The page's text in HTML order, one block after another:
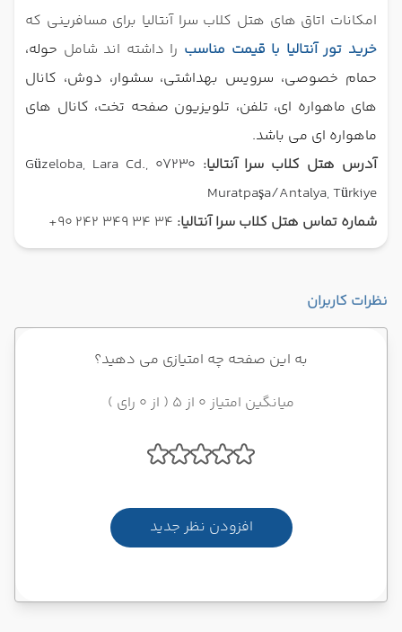
امکانات اتاق های هتل کلاب سرا آنتالیا برای مسافرینی که
خرید تور آنتالیا با قیمت مناسب را داشته اند شامل حوله،
حمام خصوصی، سرویس بهداشتی، سشوار، دوش، کانال
های ماهواره ای، تلفن، تلویزیون صفحه تخت، کانال های
ماهواره ای می باشد.
آدرس هتل کلاب سرا آنتالیا: Güzeloba, Lara Cd., 07230
Muratpaşa/Antalya, Türkiye
شماره تماس هتل کلاب سرا آنتالیا:
نظرات کاربران
به این صفحه چه امتیازی می دهید؟
میانگین امتیاز 0 از 5 ( از 0 رای )
افزودن نظر جدید